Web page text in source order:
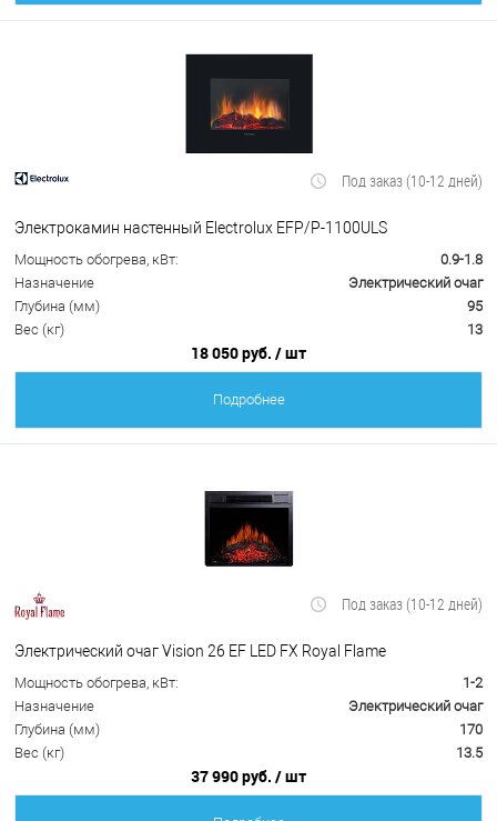
Под заказ (10-12 дней)
Электрокамин настенный Electrolux EFP/P-1100ULS
Мощность обогрева, кВт:
0.9-1.8
Назначение
Электрический очаг
Глубина (мм)
95
Вес (кг)
13
18 050 руб. / шт
Подробнее
Под заказ (10-12 дней)
Электрический очаг Vision 26 EF LED FX Royal Flame
Мощность обогрева, кВт:
1-2
Назначение
Электрический очаг
Глубина (мм)
170
Вес (кг)
13.5
37 990 руб. / шт